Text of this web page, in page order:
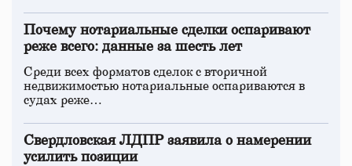
Почему нотариальные сделки оспаривают
реже всего: данные за шесть лет
Среди всех форматов сделок с вторичной
недвижимостью нотариальные оспариваются в
судах реже…
Свердловская ЛДПР заявила о намерении
усилить позиции